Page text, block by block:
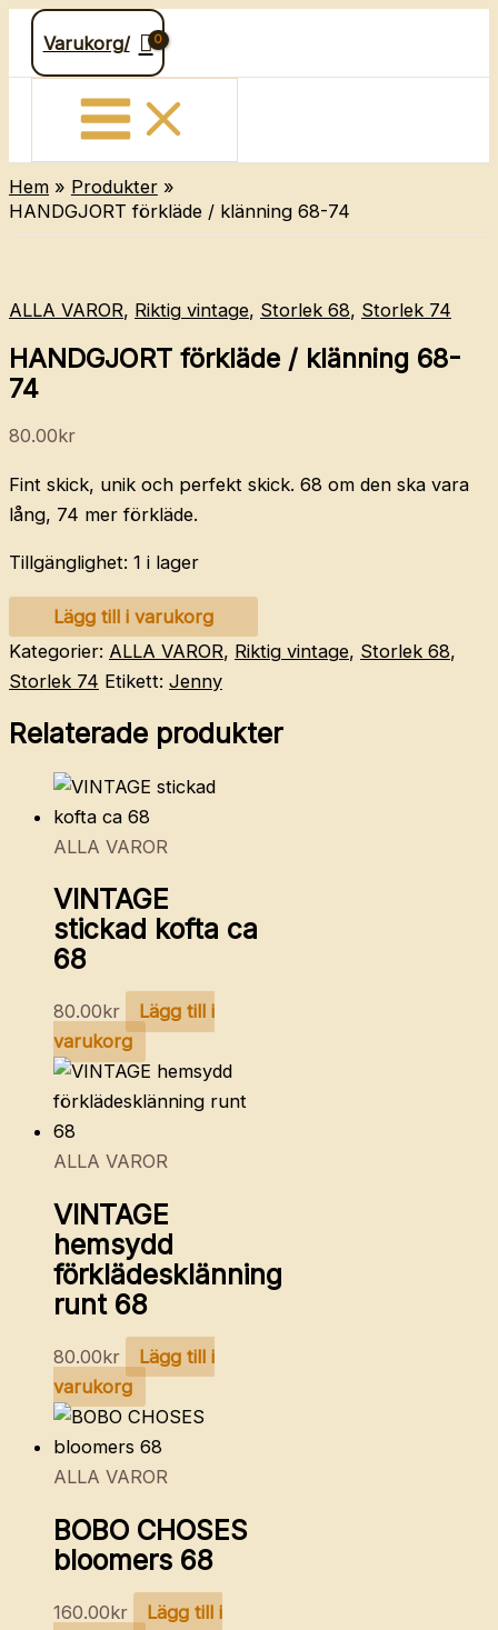
Hoppa
innehåll
Varukorg/
Hem
Produkter
HANDGJORT förkläde / klänning 68-74
ALLA VAROR, Riktig vintage, Storlek 68, Storlek 74
HANDGJORT förkläde / klänning 68-
74
80.00kr
Fint skick, unik och perfekt skick. 68 om den ska vara
lång, 74 mer förkläde.
Tillgänglighet: 1 i lager
HANDGJORT
förkläde
/
68-
mängd
Lägg till i varukorg
Kategorier: ALLA VAROR, Riktig vintage, Storlek 68,
Storlek 74 Etikett: Jenny
Relaterade produkter
ALLA VAROR
VINTAGE
stickad kofta ca
68
80.00kr
Lägg till i
varukorg
ALLA VAROR
VINTAGE
hemsydd
förklädesklänning
runt 68
80.00kr
Lägg till i
varukorg
ALLA VAROR
BOBO CHOSES
bloomers 68
160.00kr
Lägg till i